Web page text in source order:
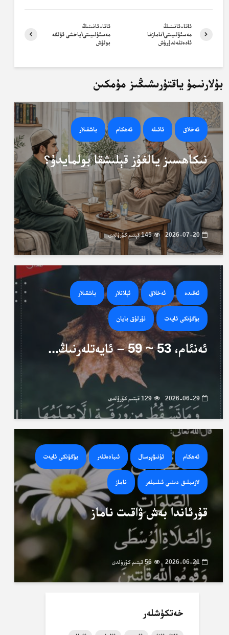
ئاتا-ئانىنىڭ
مەسئۇلىيىتى\ياخشى ئۈلگە
بولۇش
ئاتا-ئانىنىڭ
مەسئۇلىيىتى\نامازغا
ئادەتلەندۈرۈش
بۇلارنىمۇ ياقتۇرىشىڭىز مۇمكىن
ئەخلاق ئائىلە ئەھكام باشقىلار
نىكاھسىز يالغۇز قېلىشقا بولمايدۇ؟
2026-07-20 145 قېتىم كۆرۈلدى
ئەقىدە ئەخلاق ئېلانلار باشقىلار
بۈگۈنكى ئايەت نۇرلۇق بايان
ئەنئام، 53 ~ 59 – ئايەتلەرنىڭ...
2026-06-29 129 قېتىم كۆرۈلدى
ئەھكام ئۇنىۋېرسال ئىبادەتلەر بۈگۈنكى ئايەت
لازىملىق دىنىي ئىلىملەر ناماز
قۇرئاندا بەش ۋاقىت ناماز
2026-06-21 56 قېتىم كۆرۈلدى
خەتكۈشلەر